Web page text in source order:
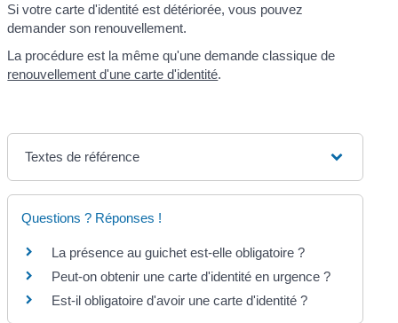
Si votre carte d'identité est détériorée, vous pouvez
demander son renouvellement.
La procédure est la même qu'une demande classique de
renouvellement d'une carte d'identité.
Textes de référence
Questions ? Réponses !
La présence au guichet est-elle obligatoire ?
Peut-on obtenir une carte d'identité en urgence ?
Est-il obligatoire d'avoir une carte d'identité ?